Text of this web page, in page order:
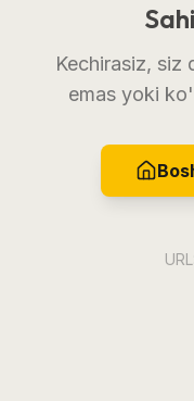
Kechirasiz, siz
emas yoki
URL: